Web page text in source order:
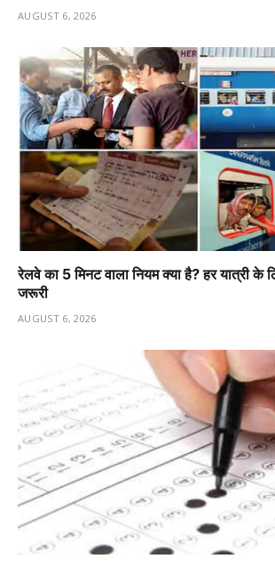
AUGUST 6, 2026
रेलवे का 5 मिनट वाला नियम क्या है? हर यात्री के
जरूरी
AUGUST 6, 2026